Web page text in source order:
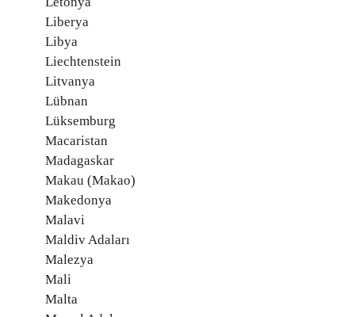
Liberya
Libya
Liechtenstein
Litvanya
Lübnan
Lüksemburg
Macaristan
Madagaskar
Makau (Makao)
Makedonya
Malavi
Maldiv Adaları
Malezya
Mali
Malta